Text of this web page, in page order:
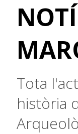
Tota
història